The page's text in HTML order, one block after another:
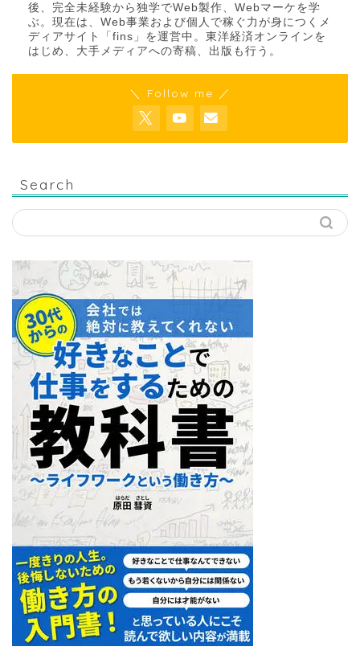
後、完全未経験から独学でWeb製作、Webマーケを学
ぶ。現在は、Web事業および個人で稼ぐ力が身につくメ
ディアサイト「fins」を運営中。東洋経済オンラインを
はじめ、大手メディアへの寄稿、出版も行う。
＼ Follow me ／
Search